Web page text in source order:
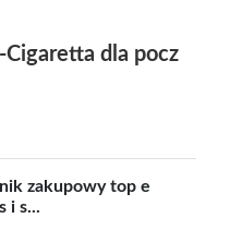
Cigaretta dla
zakupowy top e
i s...